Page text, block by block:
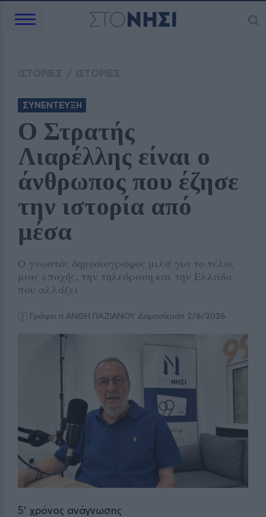
ΣΥΝΕΝΤΕΥΞΗ
Ο Στρατής
Λιαρέλλης είναι ο
άνθρωπος που έζησε
την ιστορία από
μέσα
Ο γνωστός δημοσιογράφος μιλά για το τέλος
μιας εποχής, την τηλεόραση και την Ελλάδα
που αλλάζει
Γράφει η ΑΝΘΗ ΠΑΖΙΑΝΟΥ Δημοσίευση 2/6/2026
5' χρόνος ανάγνωσης